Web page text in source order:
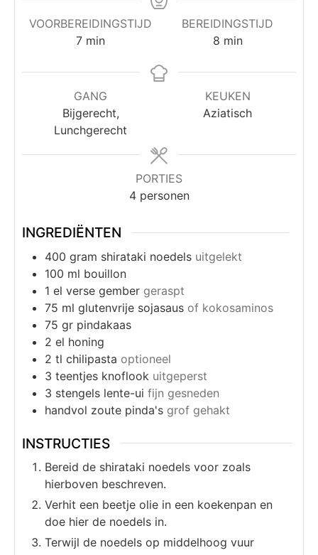
VOORBEREIDINGSTIJD
7 min
BEREIDINGSTIJD
8 min
GANG
Bijgerecht,
Lunchgerecht
KEUKEN
Aziatisch
PORTIES
4 personen
INGREDIËNTEN
400 gram shirataki noedels uitgelekt
100 ml bouillon
1 el verse gember geraspt
75 ml glutenvrije sojasaus of kokosaminos
75 gr pindakaas
2 el honing
2 tl chilipasta optioneel
3 teentjes knoflook uitgeperst
3 stengels lente-ui fijn gesneden
handvol zoute pinda's grof gehakt
INSTRUCTIES
Bereid de shirataki noedels voor zoals
hierboven beschreven.
Verhit een beetje olie in een koekenpan en
doe hier de noedels in.
Terwijl de noedels op middelhoog vuur